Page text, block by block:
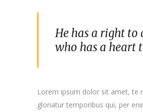
He has a right to
who has a heart
Lorem ipsum dolor sit amet, te
gloriatur temporibus qui, per